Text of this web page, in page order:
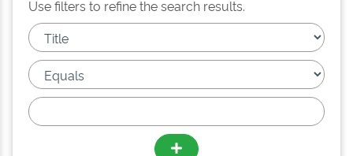
Use filters to refine the search results.